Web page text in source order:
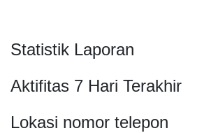
Statistik Laporan
Aktifitas 7 Hari Terakhir
Lokasi nomor telepon